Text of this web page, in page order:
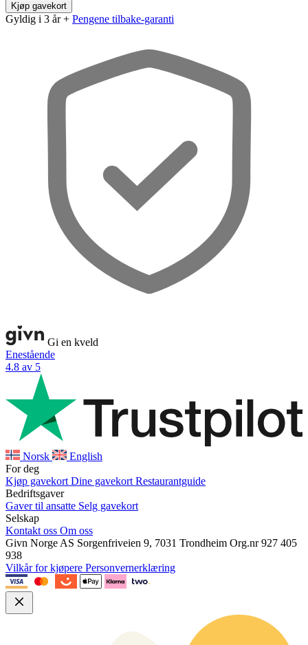
Kjøp gavekort
Gyldig i 3 år + Pengene tilbake-garanti
Gi en kveld
Enestående
4.8 av 5
Norsk
English
For deg
Kjøp gavekort Dine gavekort Restaurantguide
Bedriftsgaver
Gaver til ansatte Selg gavekort
Selskap
Kontakt oss Om oss
Givn Norge AS Sorgenfriveien 9, 7031 Trondheim Org.nr 927 405
938
Vilkår for kjøpere Personvernerklæring